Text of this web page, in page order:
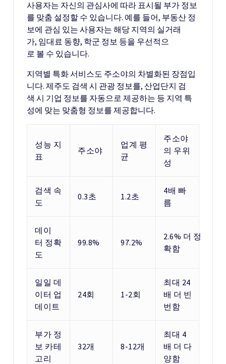
사용자는 자신의 관심사에 따라 표시될 부가 정보
를 맞춤 설정할 수 있습니다. 예를 들어, 부동산 정
보에 관심 있는 사용자는 해당 지역의 실거래
가, 임대료 동향, 학군 정보 등을 우선적으
로 볼 수 있습니다.
지역별 특화 서비스도 주소야의 차별화된 장점입
니다. 제주도 검색 시 관광 정보를, 산업단지 검
색 시 기업 정보를 자동으로 제공하는 등 지역 특
성에 맞는 맞춤형 정보를 제공합니다.
성능 지
표
주소야
업계 평
균
주소야
의 우위
성
검색 속
도
0.3초 1.2초
4배 빠
름
데이
터 정확
도
99.8% 97.2%
2.6% 더 정
확함
일일 데
이터 업
데이트
24회 1-2회
최대 24
배 더 빈
번함
부가 정
보 카테
고리
32개 8-12개
최대 4
배 더 다
양함